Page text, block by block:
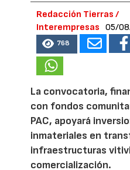
Redacción Tierras /
Interempresas
05/
768
La convocatoria,
con fondos
PAC, apoyará
inmateriales en
infraestructuras
comercialización.